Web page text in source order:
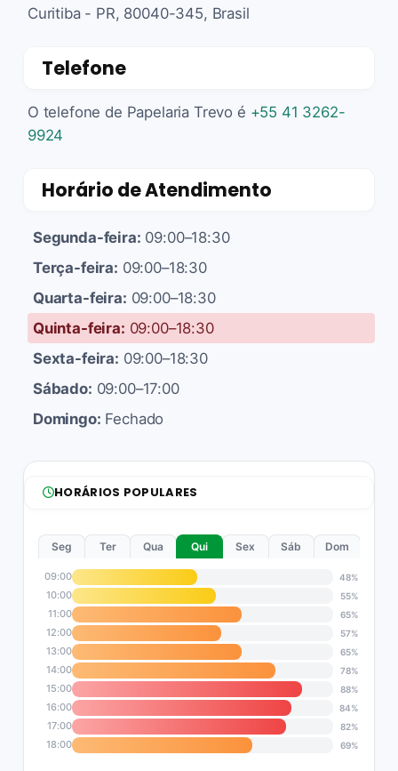
Curitiba - PR, 80040-345, Brasil
Telefone
O telefone de Papelaria Trevo é +55 41 3262-
9924
Horário de Atendimento
Segunda-feira: 09:00–18:30
Terça-feira: 09:00–18:30
Quarta-feira: 09:00–18:30
Quinta-feira: 09:00–18:30
Sexta-feira: 09:00–18:30
Sábado: 09:00–17:00
Domingo: Fechado
HORÁRIOS POPULARES
Seg Ter Qua Qui Sex Sáb Dom
09:00 48%
10:00 55%
11:00 65%
12:00 57%
13:00 65%
14:00 78%
15:00 88%
16:00 84%
17:00 82%
18:00 69%